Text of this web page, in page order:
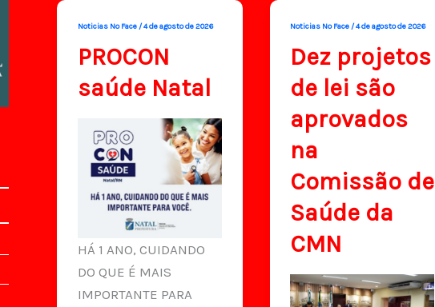
Noticias No Face /4 de agosto de 2026
PROCON
saúde Natal
HÁ 1 ANO, CUIDANDO
DO QUE É MAIS
IMPORTANTE PARA
Noticias No Face /4 de agosto de 2026
Dez projetos
de lei são
aprovados
na
Comissão de
Saúde da
CMN